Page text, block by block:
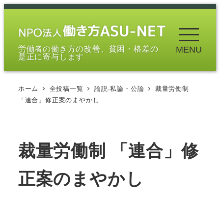
メ
労働者の働き方の改善、貧困・格差の
是正に寄与します
MENU
ホーム 全投稿一覧 論説-私論・公論
裁量労働制
「連合」修正案のまやかし
裁量労働制 「連合」修
正案のまやかし